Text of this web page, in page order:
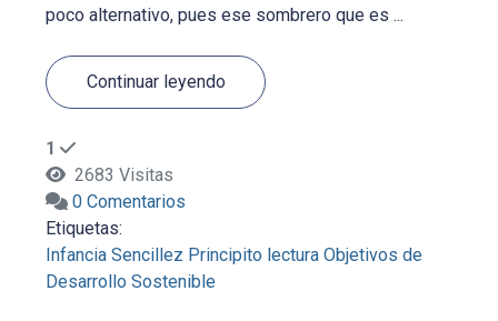
poco alternativo, pues ese sombrero que es ...
Continuar leyendo
1
2683 Visitas
0 Comentarios
Etiquetas:
Infancia Sencillez Principito lectura Objetivos de
Desarrollo Sostenible